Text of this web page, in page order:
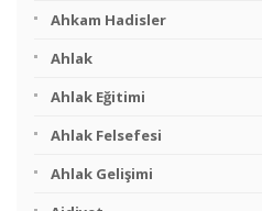
Ahkam Hadisler
Ahlak
Ahlak Eğitimi
Ahlak Felsefesi
Ahlak Gelişimi